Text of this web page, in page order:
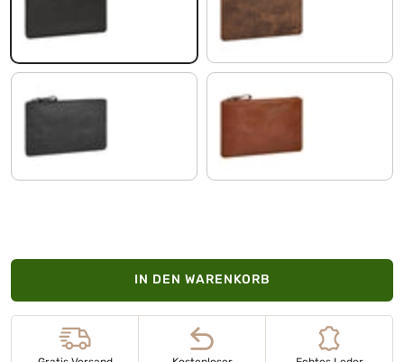
sepia - braun plain
IN DEN WARENKORB